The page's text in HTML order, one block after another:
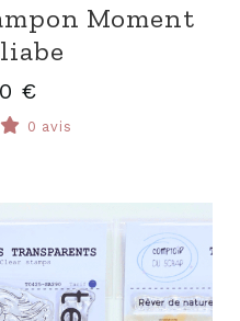
Moment
€
0 avis